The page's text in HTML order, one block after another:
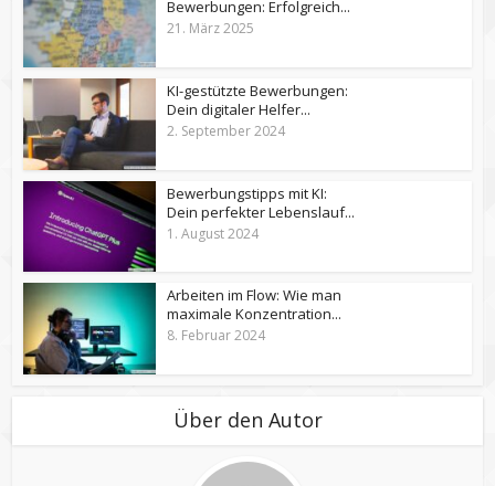
Bewerbungen: Erfolgreich...
21. März 2025
KI-gestützte Bewerbungen:
Dein digitaler Helfer...
2. September 2024
Bewerbungstipps mit KI:
Dein perfekter Lebenslauf...
1. August 2024
Arbeiten im Flow: Wie man
maximale Konzentration...
8. Februar 2024
Über den Autor